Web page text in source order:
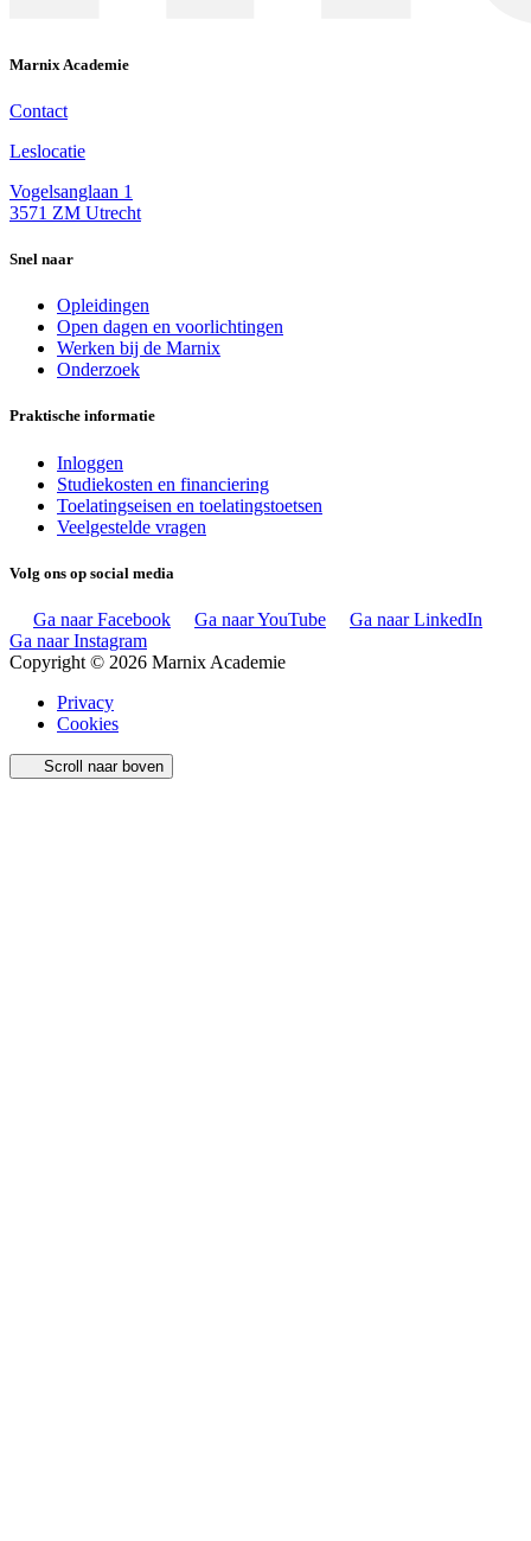
Marnix Academie
Contact
Leslocatie
Vogelsanglaan 1
3571 ZM Utrecht
Snel naar
Opleidingen
Open dagen en voorlichtingen
Werken bij de Marnix
Onderzoek
Praktische informatie
Inloggen
Studiekosten en financiering
Toelatingseisen en toelatingstoetsen
Veelgestelde vragen
Volg ons op social media
Ga naar Facebook Ga naar YouTube
Ga naar LinkedIn
Ga naar Instagram
Copyright © 2026 Marnix Academie
Privacy
Cookies
Scroll naar boven